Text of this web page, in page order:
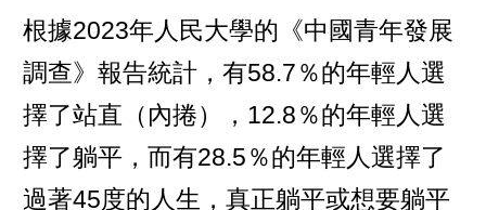
根據2023年人民大學的《中國青年發展
調查》報告統計，有58.7％的年輕人選
擇了站直（內捲），12.8％的年輕人選
擇了躺平，而有28.5％的年輕人選擇了
過著45度的人生，真正躺平或想要躺平